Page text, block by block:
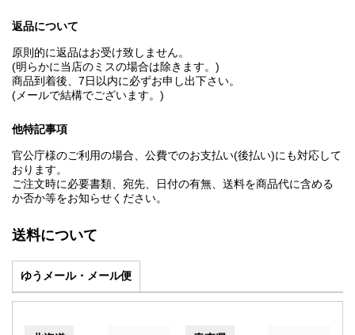
返品について
原則的に返品はお受け致しません。
(明らかに当店のミスの場合は除きます。)
商品到着後、7日以内に必ずお申し出下さい。
(メールで結構でございます。)
他特記事項
官公庁様のご利用の場合、公費でのお支払い(後払い)にも対応して
おります。
ご注文時に必要書類、宛先、日付の有無、送料を商品代に含める
か否か等をお知らせください。
送料について
ゆうメール・メール便